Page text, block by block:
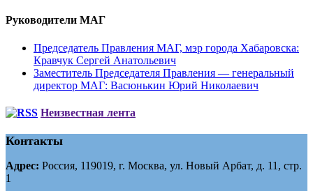
Руководители МАГ
Председатель Правления МАГ, мэр города Хабаровска:
Кравчук Сергей Анатольевич
Заместитель Председателя Правления — генеральный
директор МАГ: Васюнькин Юрий Николаевич
Неизвестная лента
Контакты
Адрес: Россия, 119019, г. Москва, ул. Новый Арбат, д. 11, стр.
1